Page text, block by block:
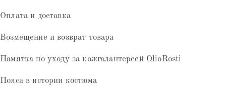
Оплата и доставка
Возмещение и возврат товара
Памятка по уходу за кожгалантереей OlioRosti
Пояса в истории костюма